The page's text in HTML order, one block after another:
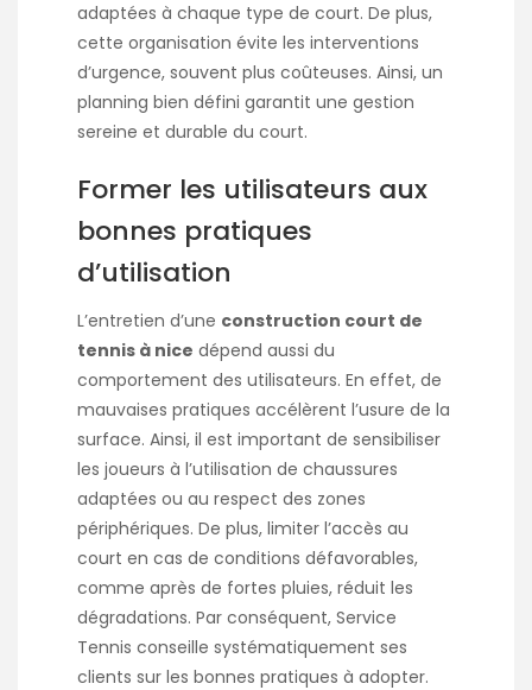
adaptées à chaque type de court. De plus,
cette organisation évite les interventions
d’urgence, souvent plus coûteuses. Ainsi, un
planning bien défini garantit une gestion
sereine et durable du court.
Former les utilisateurs aux
bonnes pratiques
d’utilisation
L’entretien d’une construction court de
tennis à nice dépend aussi du
comportement des utilisateurs. En effet, de
mauvaises pratiques accélèrent l’usure de la
surface. Ainsi, il est important de sensibiliser
les joueurs à l’utilisation de chaussures
adaptées ou au respect des zones
périphériques. De plus, limiter l’accès au
court en cas de conditions défavorables,
comme après de fortes pluies, réduit les
dégradations. Par conséquent, Service
Tennis conseille systématiquement ses
clients sur les bonnes pratiques à adopter.